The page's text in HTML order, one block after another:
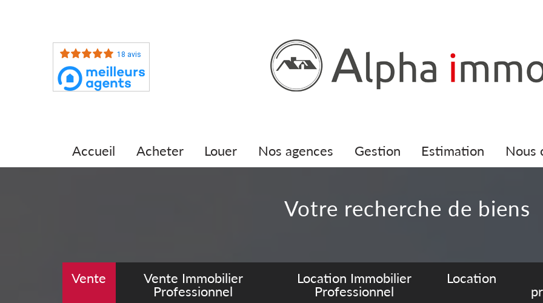
18 avis
accueil acheter louer nos agences gestion estimation
votre recherche de biens
Vente
Vente Immobilier
Professionnel
Location Immobilier
Professionnel
Location